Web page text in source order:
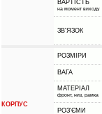
ВАРТІСТЬ
на момент виходу
ЗВ'ЯЗОК
КОРПУС
РОЗМІРИ
ВАГА
МАТЕРІАЛ
фронт, низ, рамка
РОЗ'ЄМИ